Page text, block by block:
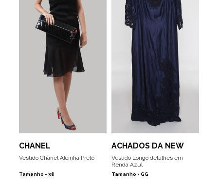
CHANEL
Vestido Chanel Alcinha Preto
Tamanho - 38
ACHADOS DA NEW
Vestido Longo detalhes em
Renda Azul
Tamanho - GG